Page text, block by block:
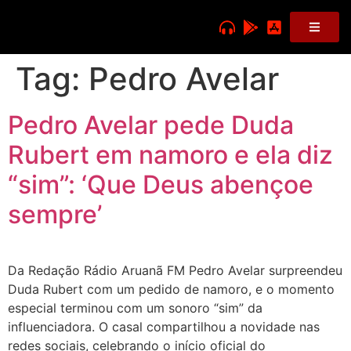
Tag: Pedro Avelar
Pedro Avelar pede Duda
Rubert em namoro e ela diz
“sim”: ‘Que Deus abençoe
sempre’
Da Redação Rádio Aruanã FM Pedro Avelar surpreendeu
Duda Rubert com um pedido de namoro, e o momento
especial terminou com um sonoro “sim” da
influenciadora. O casal compartilhou a novidade nas
redes sociais, celebrando o início oficial do